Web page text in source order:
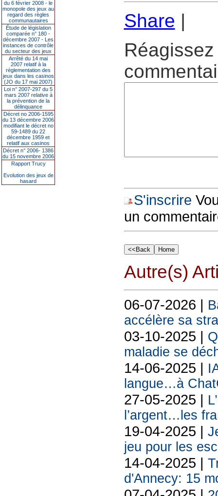
du 6 février 2008 - le
monopole des jeux au
regard des règles
communautaires
Étude de législation
comparée n° 180 -
décembre 2007 - Les
instances de contrôle
du secteur des jeux
Arrêté du 14 mai
2007 relatif à la
réglementation des
jeux dans les casinos
(JO du 17 mai 2007)
Loi n° 2007-297 du 5
mars 2007 relative à
la prévention de la
délinquance
Décret no 2006-1595
du 13 décembre 2006
modifiant le décret no
59-1489 du 22
décembre 1959 et
relatif aux casinos
Décret n° 2006- 1386
du 15 novembre 2006
Rapport Trucy
Evolution des jeux de
hasard
Share |
S'inscrire
un
Autre(s)
06-07-2026 |
accélère sa
03-10-2025 |
maladie se
14-06-2025 |
langue…à
27-05-2025 |
l’argent…les
19-04-2025 |
jeu pour les
14-04-2025 |
d'Annecy: 15